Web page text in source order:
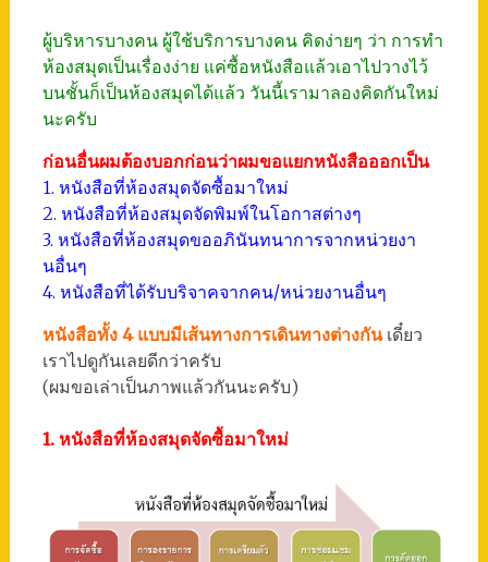
ผู้บริหารบางคน ผู้ใช้บริการบางคน คิดง่ายๆ ว่า การทำ
ห้องสมุดเป็นเรื่องง่าย แค่ซื้อหนังสือแล้วเอาไปวางไว้
บนชั้นก็เป็นห้องสมุดได้แล้ว วันนี้เรามาลองคิดกันใหม่
นะครับ
ก่อนอื่นผมต้องบอกก่อนว่าผมขอแยกหนังสือออกเป็น
1. หนังสือที่ห้องสมุดจัดซื้อมาใหม่
2. หนังสือที่ห้องสมุดจัดพิมพ์ในโอกาสต่างๆ
3. หนังสือที่ห้องสมุดขออภินันทนาการจากหน่วยงา
นอื่นๆ
4. หนังสือที่ได้รับบริจาคจากคน/หน่วยงานอื่นๆ
หนังสือทั้ง 4 แบบมีเส้นทางการเดินทางต่างกันเดี๋ยว
เราไปดูกันเลยดีกว่าครับ
(ผมขอเล่าเป็นภาพแล้วกันนะครับ)
1. หนังสือที่ห้องสมุดจัดซื้อมาใหม่